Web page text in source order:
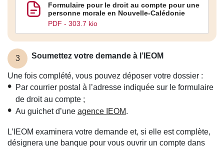
Formulaire pour le droit au compte pour une
personne morale en Nouvelle-Calédonie
PDF - 303.7 kio
3 Soumettez votre demande à l’IEOM
Une fois complété, vous pouvez déposer votre dossier :
Par courrier postal à l’adresse indiquée sur le formulaire
de droit au compte ;
Au guichet d’une agence IEOM.
L’IEOM examinera votre demande et, si elle est complète,
désignera une banque pour vous ouvrir un compte dans